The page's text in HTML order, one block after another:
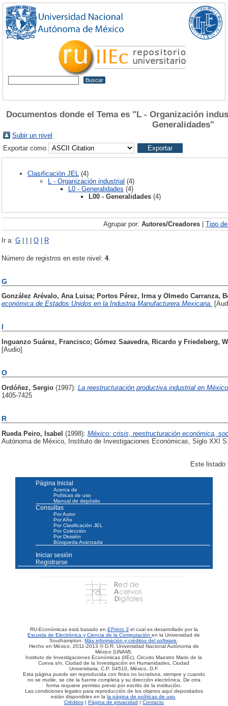
Documentos donde el Tema es "L - Organización
Generalidades"
Subir un nivel
Exportar como
Clasificación JEL
(4)
L - Organización industrial (4)
L0 - Generalidades (4)
L00 - Generalidades (4)
Agrupar por: Autores/Creadores | Tipo
Ir a: G | I | O | R
Número de registros en este nivel: 4.
G
González Arévalo, Ana Luisa; Portos Pérez, Irmay Olmedo Carranza,
económica de Estados Unidos en la Industria Manufacturera Mexicana.
I
Inguanzo Suárez, Francisco; Gómez Saavedra, Ricardo y Friedeberg,
[Audio]
O
Ordóñez, Sergio (1997): La reestructuración productiva industrial en
1405-7425
R
Rueda Peiro, Isabel (1998): México: crisis, reestructuración económica,
Autónoma de México, Instituto de Investigaciones Económicas, Siglo XXI
Este
Página Inicial
Acerca de
Políticas de uso
Manual de depósito
Consultas
Por Autor
Por Año
Por Clasificación JEL
Por Colección
Por División
Búsqueda Avanzada
Iniciar sesión
Registrarse
RU-Económicas está basado en EPrints 3 el cual es desarrollado por la
Escuela de Electrónica y Ciencia de la Computaciónen la Universidad de
Southampton.Más información y créditos del software.
Hecho en México, 2011-2013 © D.R. Universidad Nacional Autónoma de
México (UNAM).
Instituto de Investigaciones Económicas (IIEc). Circuito Maestro Mario de la
Cueva s/n, Ciudad de la Investigación en Humanidades, Ciudad
Universitaria, C.P. 04510, México, D.F.
Esta página puede ser reproducida con fines no lucrativos, siempre y cuando
no se mutile, se cite la fuente completa y su dirección electrónica. De otra
forma requiere permiso previo por escrito de la institución.
Las condiciones legales para reproducción de los objetos aquí depositados
están disponibles en lala página de políticas de uso.
Créditos| Página de privacidad | Contacto